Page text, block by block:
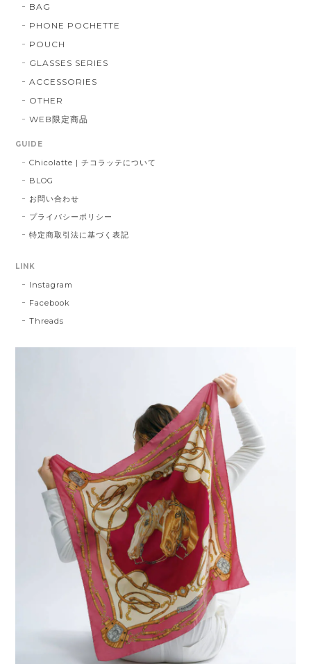
BAG
PHONE POCHETTE
POUCH
GLASSES SERIES
ACCESSORIES
OTHER
WEB限定商品
GUIDE
Chicolatte | チコラッテについて
BLOG
お問い合わせ
プライバシーポリシー
特定商取引法に基づく表記
LINK
Instagram
Facebook
Threads